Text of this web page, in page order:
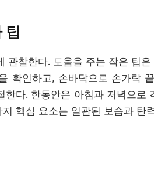
팁
관찰한다. 도움을 주는 작은 팁
확인하고, 손바닥으로 손가락
다. 한동안은 아침과 저녁으로
핵심 요소는 일관된 보습과 탄